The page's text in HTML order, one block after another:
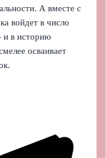
А вместе с
войдет в число
и в историю
осваивает